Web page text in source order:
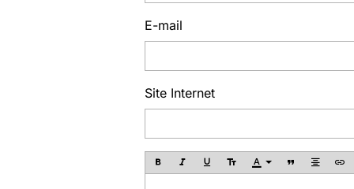
E-mail
Site Internet